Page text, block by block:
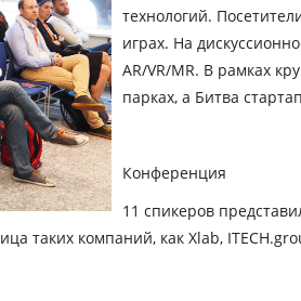
технологий.
играх. На
AR/VR/MR. В рамках
парках, а Битва
Конференция
11 спикеров
таких компаний, как Xlab,